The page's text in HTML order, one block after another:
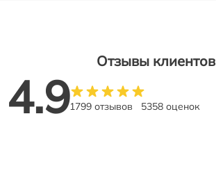
Отзывы клиентов
4.91799 отзывов 5358 оценок